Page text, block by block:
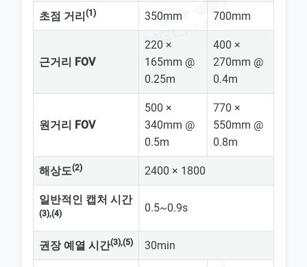
초점 거리 (1) 350mm 700mm
근거리 FOV
220 ×
165mm @
0.25m
400 ×
270mm @
0.4m
원거리 FOV
500 ×
340mm @
0.5m
770 ×
550mm @
0.8m
해상도(2) 2400 × 1800
일반적인 캡처 시간
(3),(4) 0.5~0.9s
권장 예열 시간(3),(5) 30min